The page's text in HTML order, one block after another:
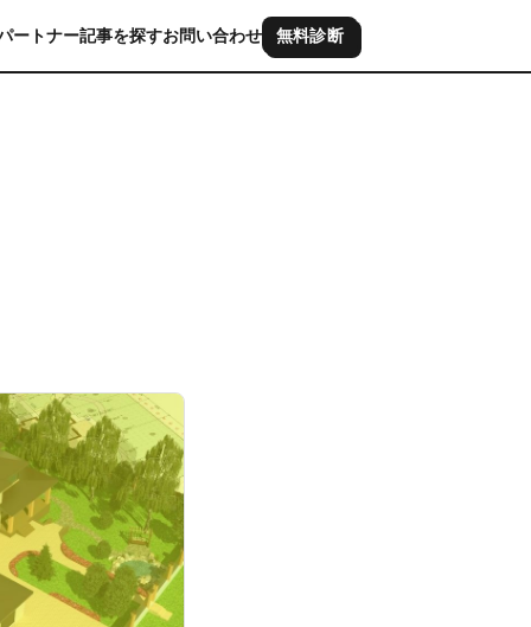
ートナー記事を探すお問い合わせ 無料診断